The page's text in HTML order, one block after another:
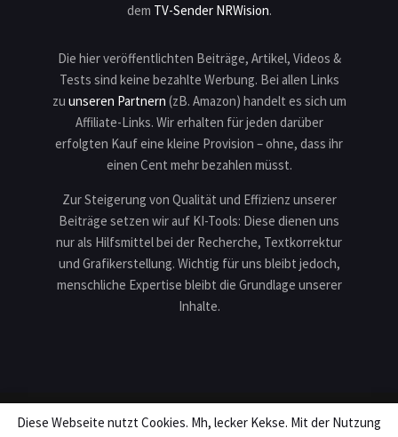
dem TV-Sender NRWision.
Die hier veröffentlichten Beiträge, Artikel, Videos &
Tests sind keine bezahlte Werbung. Bei allen Links
zu unseren Partnern (zB. Amazon) handelt es sich um
Affiliate-Links. Wir erhalten für jeden darüber
erfolgten Kauf eine kleine Provision – ohne, dass ihr
einen Cent mehr bezahlen müsst.
Zur Steigerung von Qualität und Effizienz unserer
Beiträge setzen wir auf KI-Tools: Diese dienen uns
nur als Hilfsmittel bei der Recherche, Textkorrektur
und Grafikerstellung. Wichtig für uns bleibt jedoch,
menschliche Expertise bleibt die Grundlage unserer
Inhalte.
Impressum Datenschutz Karriere Teilnahmebedingungen
Diese Webseite nutzt Cookies. Mh, lecker Kekse. Mit der Nutzung